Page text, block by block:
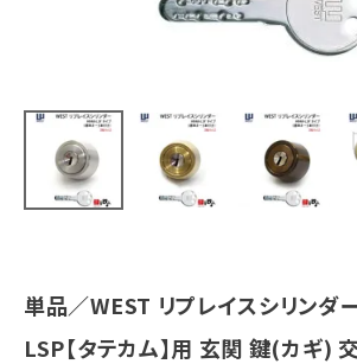
認知症対策
INFORMATION
meeting_room person
単品／WEST リプレイスシリンダ
LSP【タテカム】用 玄関 鍵(カギ)